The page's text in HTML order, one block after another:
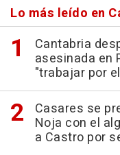
Lo más leído en
Cantabria
asesinada en
"trabajar por
Casares se
Noja con el
a Castro por